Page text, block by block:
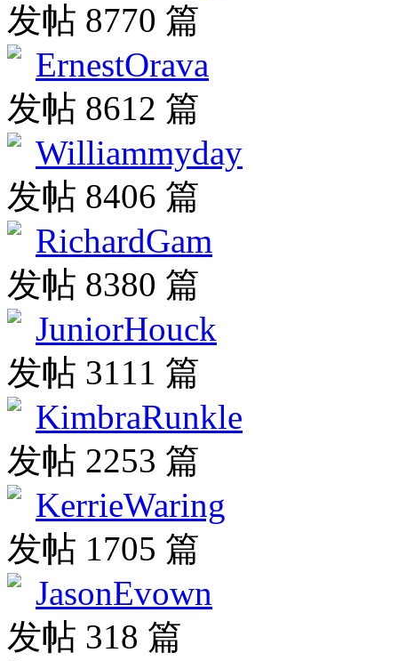
发帖 8770 篇
ErnestOrava
发帖 8612 篇
Williammyday
发帖 8406 篇
RichardGam
发帖 8380 篇
JuniorHouck
发帖 3111 篇
KimbraRunkle
发帖 2253 篇
KerrieWaring
发帖 1705 篇
JasonEvown
发帖 318 篇